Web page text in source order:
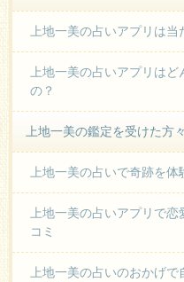
上地一美の占いアプリは当
上地一美の占いアプリは
の？
上地一美の鑑定を受けた方
上地一美の占いで奇跡を体
上地一美の占いアプリで
コミ
上地一美の占いのおかげ